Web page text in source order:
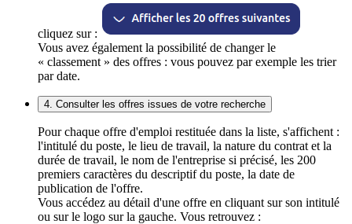
cliquez sur :
Vous avez également la possibilité de changer le
« classement » des offres : vous pouvez par exemple les trier
par date.
4. Consulter les offres issues de votre recherche
Pour chaque offre d'emploi restituée dans la liste, s'affichent :
l'intitulé du poste, le lieu de travail, la nature du contrat et la
durée de travail, le nom de l'entreprise si précisé, les 200
premiers caractères du descriptif du poste, la date de
publication de l'offre.
Vous accédez au détail d'une offre en cliquant sur son intitulé
ou sur le logo sur la gauche. Vous retrouvez :